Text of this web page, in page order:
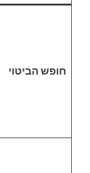
חופש הביטוי